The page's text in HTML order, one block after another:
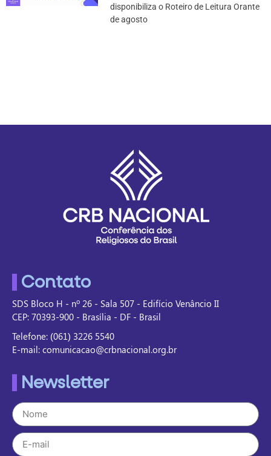
disponibiliza o Roteiro de Leitura Orante
de agosto
Contato
SDS Bloco H - nº 26 - Sala 507 - Edifício Venâncio II
CEP: 70393-900 - Brasília - DF - Brasil
Telefone: (061) 3226 5540
E-mail: comunicacao@crbnacional.org.br
Newsletter